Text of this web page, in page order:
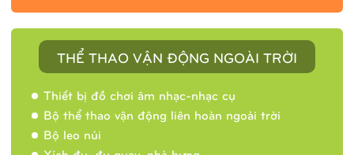
THỂ THAO VẬN ĐỘNG NGOÀI TRỜI
Thiết bị đồ chơi âm nhạc-nhạc cụ
Bộ thể thao vận động liên hoàn ngoài trời
Bộ leo núi